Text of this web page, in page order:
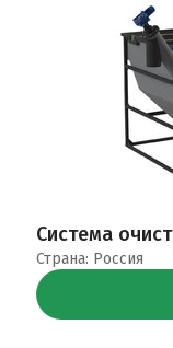
Система
Страна: Россия